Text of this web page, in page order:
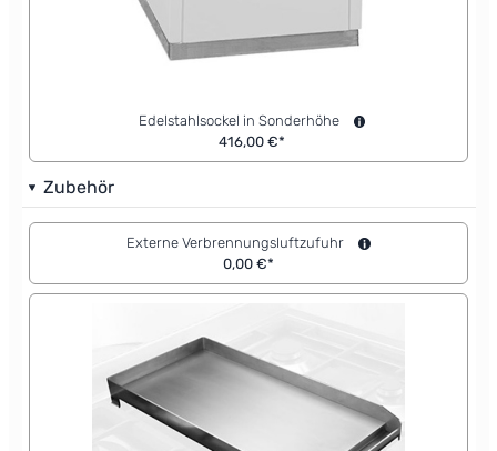
Edelstahlsockel in Sonderhöhe
416,00 €*
Zubehör
Externe Verbrennungsluftzufuhr
0,00 €*